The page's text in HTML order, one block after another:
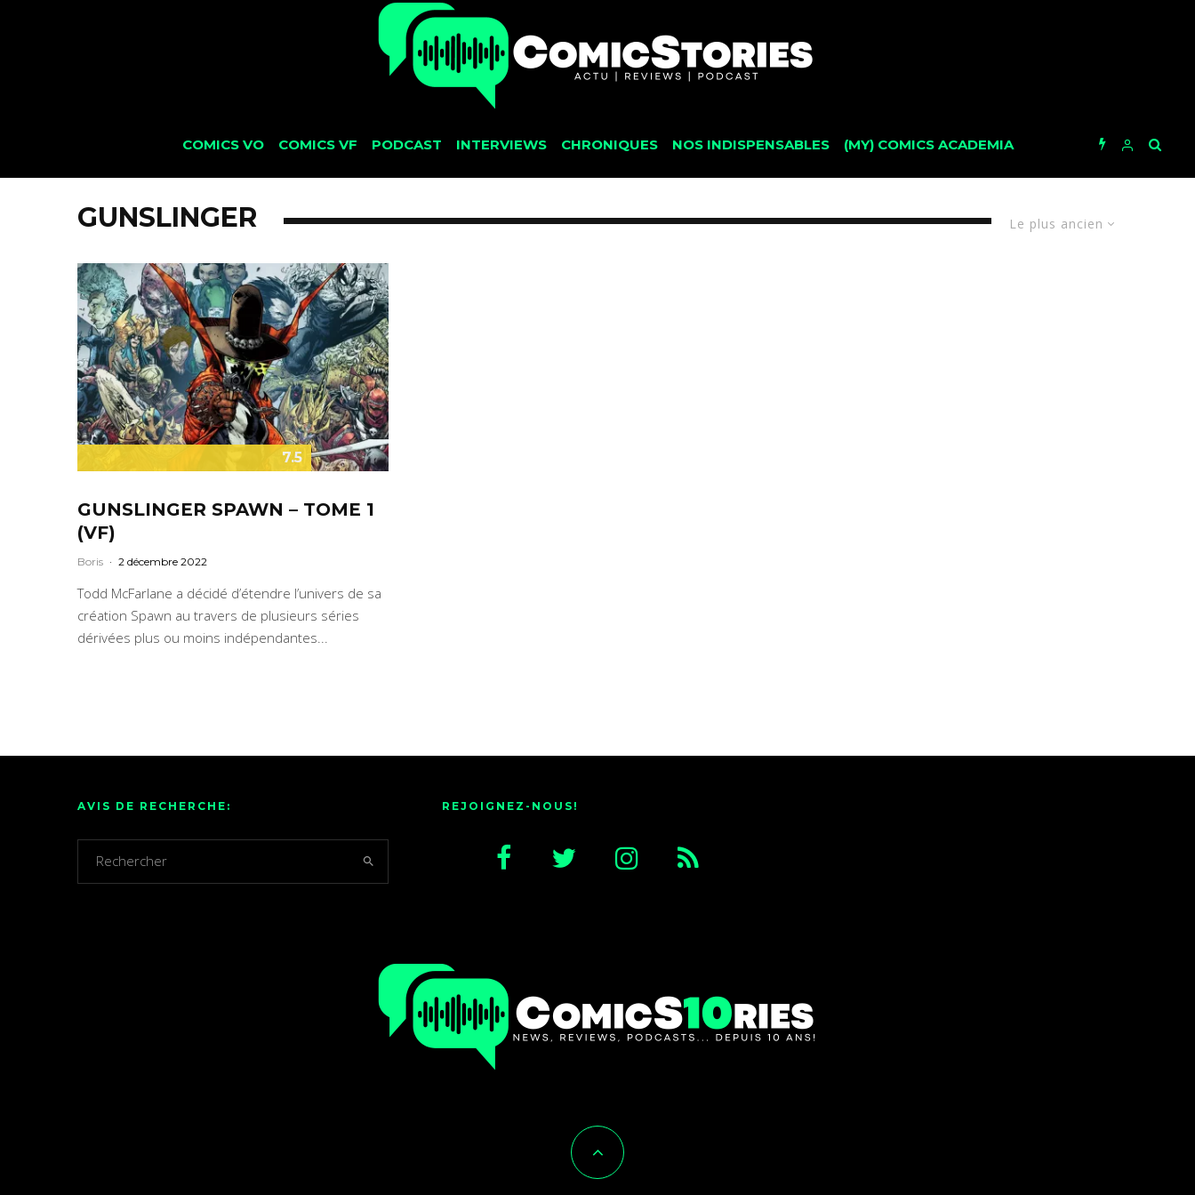
COMICS VO COMICS VF PODCAST INTERVIEWS CHRONIQUES NOS INDISPENSABLES (MY) COMICS ACADEMIA
Le plus ancien
GUNSLINGER
7.5
GUNSLINGER SPAWN – TOME 1
(VF)
Boris · 2 décembre 2022
Todd McFarlane a décidé d’étendre l’univers de sa
création Spawn au travers de plusieurs séries
dérivées plus ou moins indépendantes...
AVIS DE RECHERCHE: REJOIGNEZ-NOUS!